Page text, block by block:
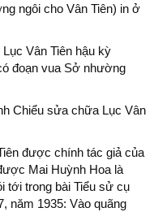
ngôi cho Vân Tiên) in ở
Vân Tiên hậu kỳ
đoạn vua Sở nhường
Chiểu sửa chữa Lục Vân
được chính tác giả của
Mai Huỳnh Hoa là
tới trong bài Tiểu sử cụ
năm 1935: Vào quãng